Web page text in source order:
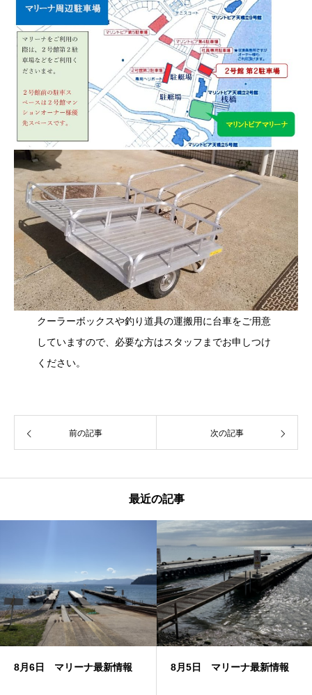
クーラーボックスや釣り道具の運搬用に台車をご用意
していますので、必要な方はスタッフまでお申しつけ
ください。
前の記事 次の記事
最近の記事
8月6日 マリーナ最新情報 8月5日 マリーナ最新情報